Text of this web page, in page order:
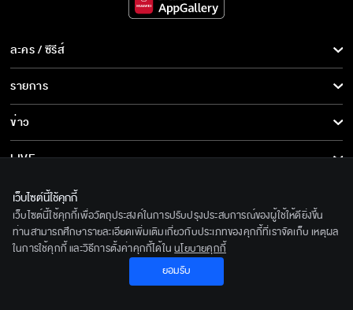
ละคร / ซีรีส์
ละคร/ซีรีส์
ซีรีส์นานาชาติ
การ์ตูน & เกม
รายการ
รายการทั้งหมด
ข่าว
ข่าวทั้งหมด
ข่าวประชาสัมพันธ์
LIVE
เกี่ยวกับเรา
BEC World
รู้จักเรา
ติดตามเราได้ที่
© 2020 Bangkok Entertainment Co.,Ltd. All Rights Reserved.
Powered by BECi Corporation Ltd.
เว็บไซต์นี้ใช้คุกกี้
เว็บไซต์นี้ใช้คุกกี้เพื่อวัตถุประสงค์ในการปรับปรุงประสบการณ์ของผู้ใช้ให้ดียิ่งขึ้น
ท่านสามารถศึกษารายละเอียดเพิ่มเติมเกี่ยวกับประเภทของคุกกี้ที่เราจัดเก็บ เหตุผล
ในการใช้คุกกี้ และวิธีการตั้งค่าคุกกี้ได้ใน นโยบายคุกกี้
ยอมรับ